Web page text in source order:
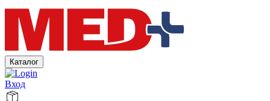
Каталог
Вход